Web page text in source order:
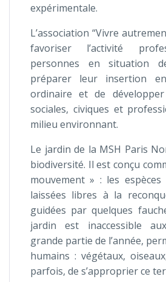
expérimentale.
L’association “Vivre
favoriser l’activité
personnes en situation
préparer leur insertion
ordinaire et de
sociales, civiques et
milieu environnant.
Le jardin de la MSH Paris
biodiversité. Il est conçu
mouvement » : les
laissées libres à la
guidées par quelques
jardin est inaccessible
grande partie de l’année,
humains : végétaux,
parfois, de s’approprier ce